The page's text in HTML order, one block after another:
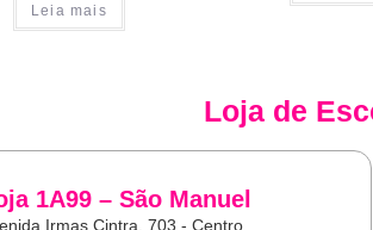
Leia mais
Loja de
1A99 – São Manuel
Irmas Cintra, 703 - Centro